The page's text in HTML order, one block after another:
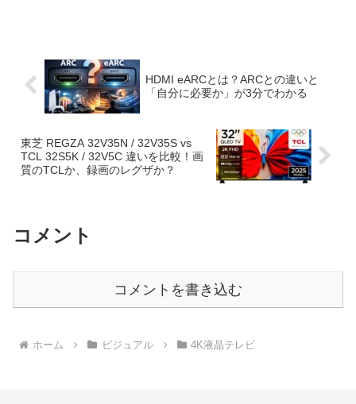
HDMI eARCとは？ARCとの違いと
「自分に必要か」が3分でわかる
東芝 REGZA 32V35N / 32V35S vs
TCL 32S5K / 32V5C 違いを比較！画
質のTCLか、録画のレグザか？
コメント
コメントを書き込む
ホーム ビジュアル 4K液晶テレビ